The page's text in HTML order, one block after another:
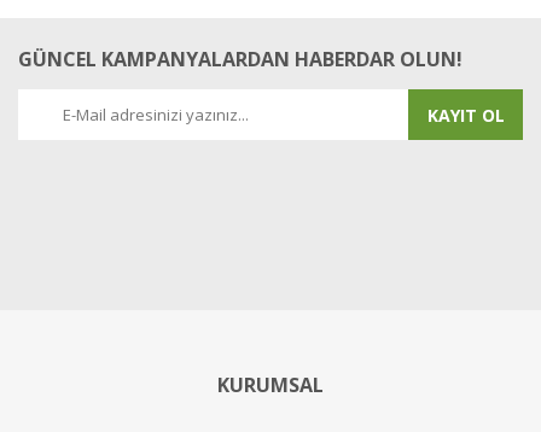
GÜNCEL KAMPANYALARDAN HABERDAR OLUN!
KAYIT OL
KURUMSAL